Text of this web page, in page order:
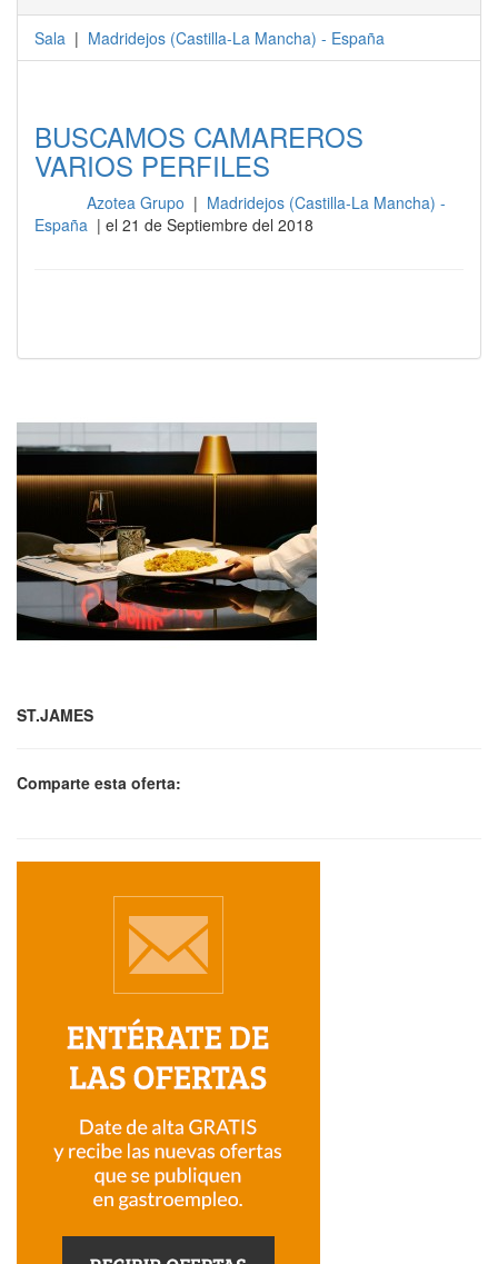
Sala | Madridejos (Castilla-La Mancha) - España
BUSCAMOS CAMAREROS
VARIOS PERFILES
Azotea Grupo | Madridejos (Castilla-La Mancha) -
España | el 21 de Septiembre del 2018
ST.JAMES
Comparte esta oferta: